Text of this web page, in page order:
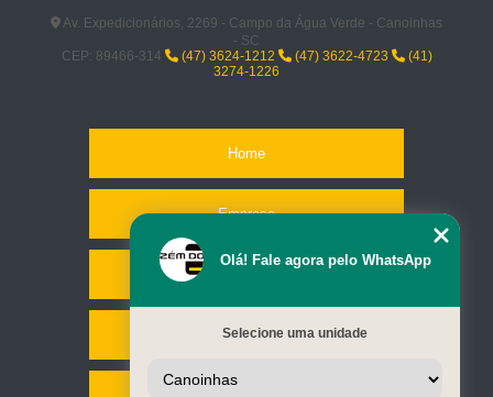
Av. Expedicionários, 2269 - Campo da Água Verde - Canoinhas
- SC
CEP: 89466-314
(47) 3624-1212 (47) 3622-4723
(41)
3274-1226
Home
Empresa
Serviços
Olá! Fale agora pelo WhatsApp
Selecione uma unidade